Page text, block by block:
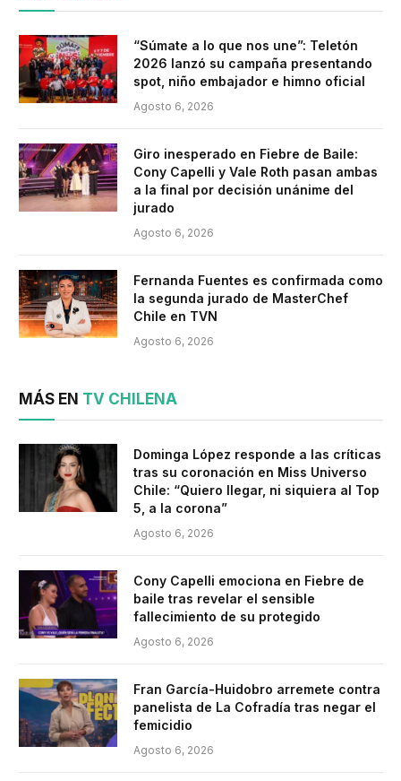
“Súmate a lo que nos une”: Teletón
2026 lanzó su campaña presentando
spot, niño embajador e himno oficial
Agosto 6, 2026
Giro inesperado en Fiebre de Baile:
Cony Capelli y Vale Roth pasan ambas
a la final por decisión unánime del
jurado
Agosto 6, 2026
Fernanda Fuentes es confirmada como
la segunda jurado de MasterChef
Chile en TVN
Agosto 6, 2026
MÁS EN TV CHILENA
Dominga López responde a las críticas
tras su coronación en Miss Universo
Chile: “Quiero llegar, ni siquiera al Top
5, a la corona”
Agosto 6, 2026
Cony Capelli emociona en Fiebre de
baile tras revelar el sensible
fallecimiento de su protegido
Agosto 6, 2026
Fran García-Huidobro arremete contra
panelista de La Cofradía tras negar el
femicidio
Agosto 6, 2026